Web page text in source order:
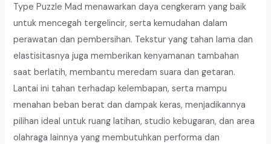
Type Puzzle Mad menawarkan daya cengkeram yang baik
untuk mencegah tergelincir, serta kemudahan dalam
perawatan dan pembersihan. Tekstur yang tahan lama dan
elastisitasnya juga memberikan kenyamanan tambahan
saat berlatih, membantu meredam suara dan getaran.
Lantai ini tahan terhadap kelembapan, serta mampu
menahan beban berat dan dampak keras, menjadikannya
pilihan ideal untuk ruang latihan, studio kebugaran, dan area
olahraga lainnya yang membutuhkan performa dan